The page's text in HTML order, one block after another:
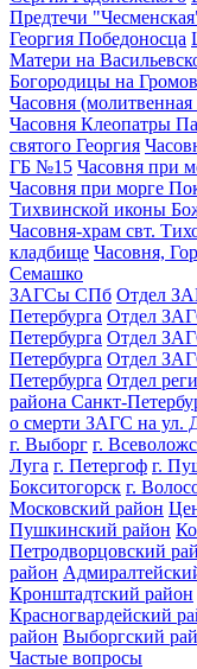
Предтечи
Георгия Победоносца
Матери на
Богородицы на
Часовня
Часовня Клеопатры
святого Георгия
ГБ №15 Часовня при
Часовня при морге
Тихвинской иконы
Часовня-храм свт.
кладбище Часовня,
Семашко
ЗАГСы СПб Отдел
Петербурга Отдел
Петербурга Отдел
Петербурга Отдел
Петербурга Отдел
района Санкт-
о смерти ЗАГС на ул.
г. Выборг г.
Луга г. Петергоф г.
Бокситогорск г.
Московский район
Пушкинский район
Петродворцовский
район
Кронштадтский район
Красногвардейский
район Выборгский
Частые вопросы